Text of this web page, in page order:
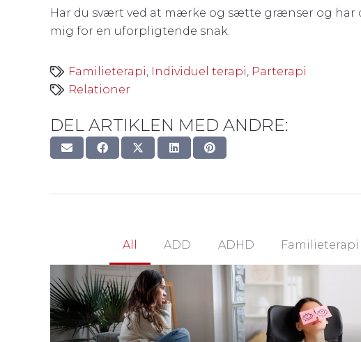
Har du svært ved at mærke og sætte grænser og har
mig for en uforpligtende snak.
Familieterapi, Individuel terapi, Parterapi
Relationer
DEL ARTIKLEN MED ANDRE:
All ADD ADHD Familieterapi